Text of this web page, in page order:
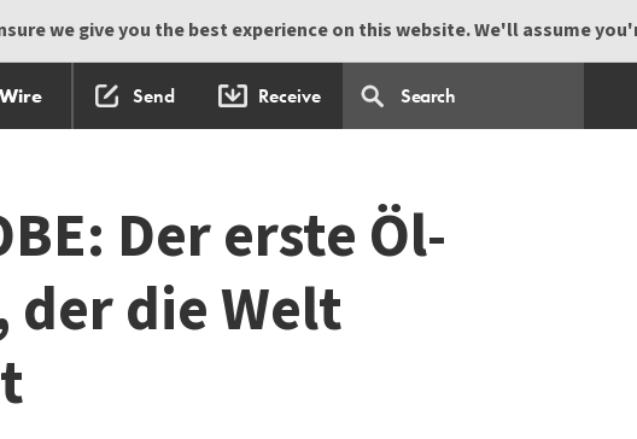
we give you the best experience on this website. We'll assume
Send Receive
Der erste Öl-
der die Welt